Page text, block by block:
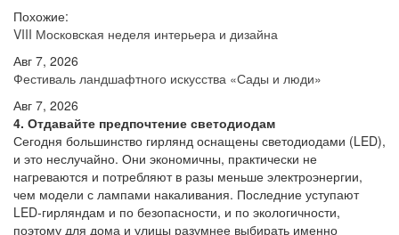
Похожие:
VIII Московская неделя интерьера и дизайна
Авг 7, 2026
Фестиваль ландшафтного искусства «Сады и люди»
Авг 7, 2026
4. Отдавайте предпочтение светодиодам
Сегодня большинство гирлянд оснащены светодиодами (LED),
и это неслучайно. Они экономичны, практически не
нагреваются и потребляют в разы меньше электроэнергии,
чем модели с лампами накаливания. Последние уступают
LED-гирляндам и по безопасности, и по экологичности,
поэтому для дома и улицы разумнее выбирать именно